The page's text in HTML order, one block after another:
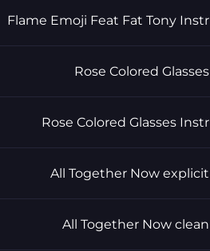
Flame Emoji Feat Fat Tony Instr
Rose Colored Glasses
Rose Colored Glasses Instr
All Together Now explicit
All Together Now clean